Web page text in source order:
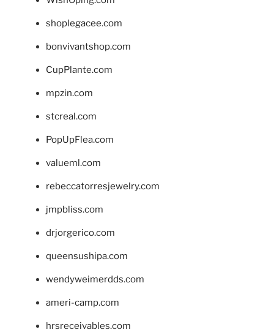
shoplegacee.com
bonvivantshop.com
CupPlante.com
mpzin.com
stcreal.com
PopUpFlea.com
valueml.com
rebeccatorresjewelry.com
jmpbliss.com
drjorgerico.com
queensushipa.com
wendyweimerdds.com
ameri-camp.com
hrsreceivables.com